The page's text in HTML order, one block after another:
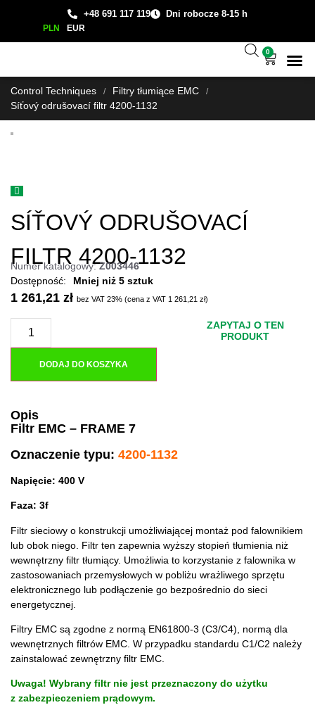
+48 691 117 119 Dni robocze 8-15 h
PLN EUR
0
Control Techniques / Filtry tłumiące EMC /
Síťový odrušovací filtr 4200-1132
SÍŤOVÝ ODRUŠOVACÍ
FILTR 4200-1132
Numer katalogowy:Z003446
Mniej niż 5 sztuk
1 261,21 zł bez VAT 23% (cena z VAT 1 261,21 zł)
DODAJ DO KOSZYKA
ZAPYTAJ O TEN
PRODUKT
Opis
Filtr EMC – FRAME 7
Oznaczenie typu: 4200-1132
Napięcie: 400 V
Faza: 3f
Filtr sieciowy o konstrukcji umożliwiającej montaż pod falownikiem
lub obok niego. Filtr ten zapewnia wyższy stopień tłumienia niż
wewnętrzny filtr tłumiący. Umożliwia to korzystanie z falownika w
zastosowaniach przemysłowych w pobliżu wrażliwego sprzętu
elektronicznego lub podłączenie go bezpośrednio do sieci
energetycznej.
Filtry EMC są zgodne z normą EN61800-3 (C3/C4), normą dla
wewnętrznych filtrów EMC. W przypadku standardu C1/C2 należy
zainstalować zewnętrzny filtr EMC.
Uwaga! Wybrany filtr nie jest przeznaczony do użytku
z zabezpieczeniem prądowym.